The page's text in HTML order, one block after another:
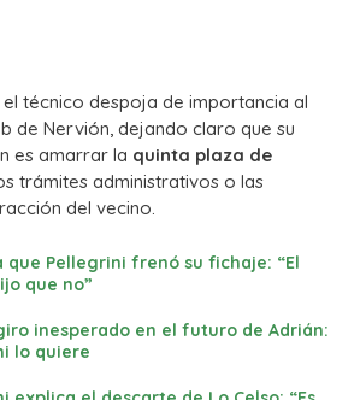
técnico despoja de importancia al
de Nervión, dejando claro que su
es amarrar la quinta plaza de
trámites administrativos o las
del vecino.
que Pellegrini frenó su fichaje: “El
que no”
inesperado en el futuro de Adrián:
lo quiere